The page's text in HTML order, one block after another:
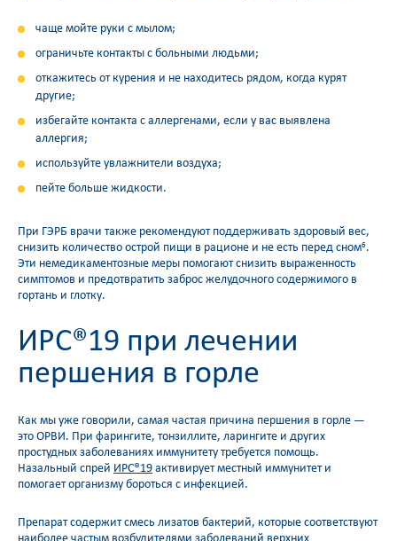
чаще мойте руки с мылом;
ограничьте контакты с больными людьми;
откажитесь от курения и не находитесь рядом, когда курят
другие;
избегайте контакта с аллергенами, если у вас выявлена
аллергия;
используйте увлажнители воздуха;
пейте больше жидкости.
При ГЭРБ врачи также рекомендуют поддерживать здоровый вес,
снизить количество острой пищи в рационе и не есть перед сном6.
Эти немедикаментозные меры помогают снизить выраженность
симптомов и предотвратить заброс желудочного содержимого в
гортань и глотку.
ИРС®19 при лечении
першения в горле
Как мы уже говорили, самая частая причина першения в горле —
это ОРВИ. При фарингите, тонзиллите, ларингите и других
простудных заболеваниях иммунитету требуется помощь.
Назальный спрей ИРС®19 активирует местный иммунитет и
помогает организму бороться с инфекцией.
Препарат содержит смесь лизатов бактерий, которые соответствуют